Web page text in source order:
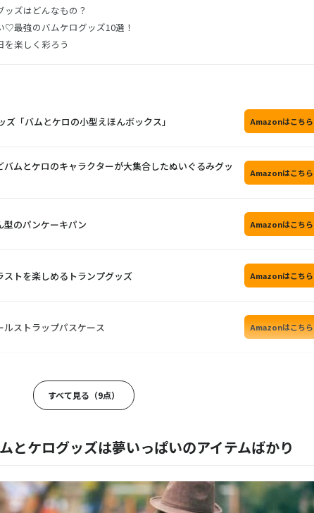
ズはどんなもの？
♡最強のバムケログッズ10選！
を楽しく彩ろう
「バムとケロの小型えほんボックス」 Amazonはこちら
ムとケロのキャラクターが大集合したぬいぐるみグッ
Amazonはこちら
型のパンケーキパン Amazonはこちら
トを楽しめるトランプグッズ Amazonはこちら
ストラップパスケース Amazonはこちら
られるグッズ？！レシピ集
とケロのにちようびパズル」 Amazonはこちら
すべて見る（9点）
とケログッズは夢いっぱいのアイテムばかり